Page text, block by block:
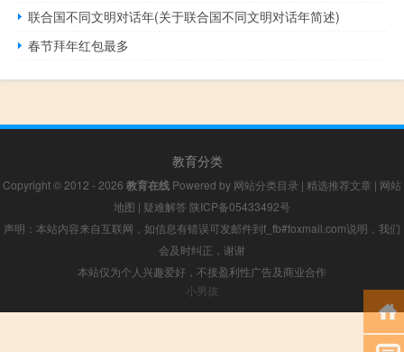
联合国不同文明对话年(关于联合国不同文明对话年简述)
春节拜年红包最多
教育分类
Copyright © 2012 - 2026 教育在线 Powered by 网站分类目录 | 精选推荐文章 | 网站
地图 | 疑难解答 陕ICP备05433492号
声明：本站内容来自互联网，如信息有错误可发邮件到f_fb#foxmail.com说明，我们
会及时纠正，谢谢
本站仅为个人兴趣爱好，不接盈利性广告及商业合作
小男孩